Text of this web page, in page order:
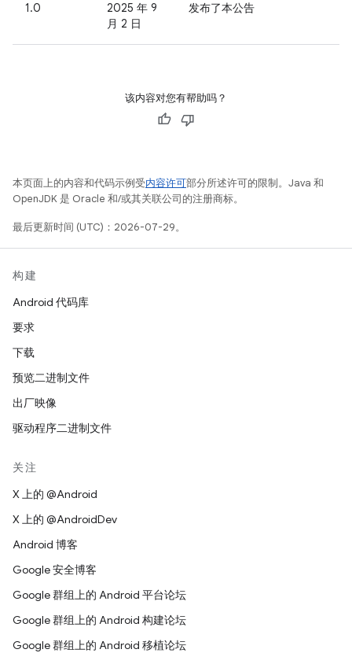
1.0
2025 年 9
月 2 日
发布了本公告
该内容对您有帮助吗？
本页面上的内容和代码示例受内容许可部分所述许可的限制。Java 和
OpenJDK 是 Oracle 和/或其关联公司的注册商标。
最后更新时间 (UTC)：2026-07-29。
构建
Android 代码库
要求
下载
预览二进制文件
出厂映像
驱动程序二进制文件
关注
X 上的 @Android
X 上的 @AndroidDev
Android 博客
Google 安全博客
Google 群组上的 Android 平台论坛
Google 群组上的 Android 构建论坛
Google 群组上的 Android 移植论坛